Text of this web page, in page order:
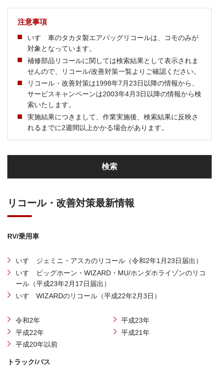
注意事項
いすゞ車のタカタ製エアバッグリコールは、コモのみが
対象となっています。
補修部品リコールに関しては検索結果として表示されま
せんので、リコール/改善対策一覧よりご確認ください。
リコール・改善対策は1998年7月23日以降の情報から、
サービスキャンペーンは2003年4月3日以降の情報から検
索いたします。
実施結果につきまして、作業実施後、検索結果に反映さ
れるまでに2週間以上かかる場合があります。
検索
リコール・改善対策最新情報
RV/乗用車
いすゞジェミニ・アスカのリコール（令和2年1月23日届出）
いすゞビッグホーン・WIZARD・MU/ホンダホライゾンのリコ
ール（平成23年2月17日届出）
いすゞWIZARDのリコール（平成22年2月3日）
令和2年
平成23年
平成22年
平成21年
平成20年以前
トラック/バス